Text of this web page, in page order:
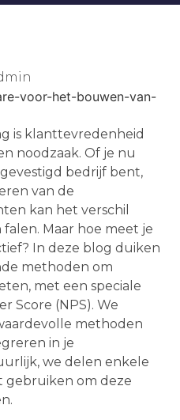
is klanttevredenheid
noodzaak. Of je nu
bedrijf bent,
van de
kan het verschil
Maar hoe meet je
In deze blog duiken
methoden om
met een speciale
Score (NPS). We
methoden
in je
we delen enkele
gebruiken om deze